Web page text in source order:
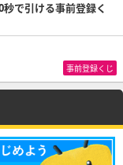
で引ける事前登録く
事前登録くじ